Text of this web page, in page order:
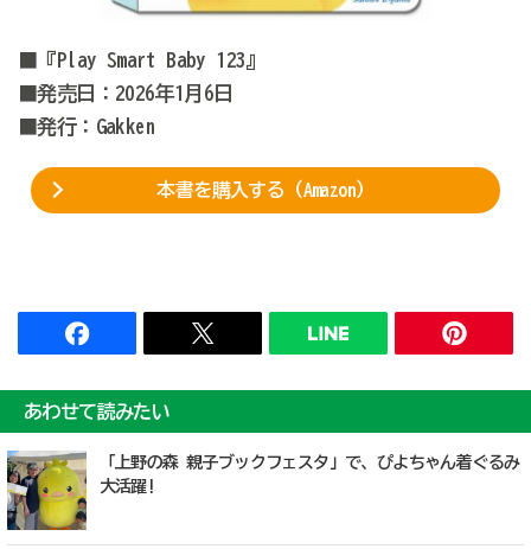
■『Play Smart Baby 123』
■発売日：2026年1月6日
■発行：Gakken
本書を購入する（Amazon）
あわせて読みたい
「上野の森 親子ブックフェスタ」で、ぴよちゃん着ぐるみ
大活躍!